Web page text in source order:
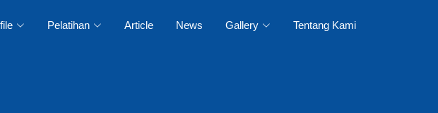
Pelatihan Article News Gallery Tentang Kami